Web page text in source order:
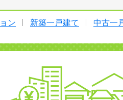
ン 新築一戸建て 中古一